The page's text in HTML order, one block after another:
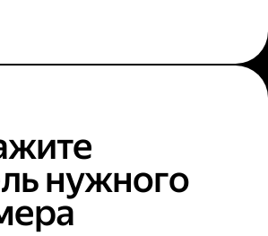
нужного